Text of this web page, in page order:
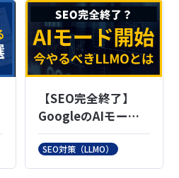
【SEO完全終了】
GoogleのAIモード
とは？これからやる
べきLLMOも紹介し
ます
SEO対策（LLMO）